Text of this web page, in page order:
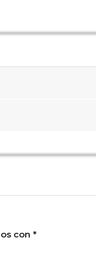
con*